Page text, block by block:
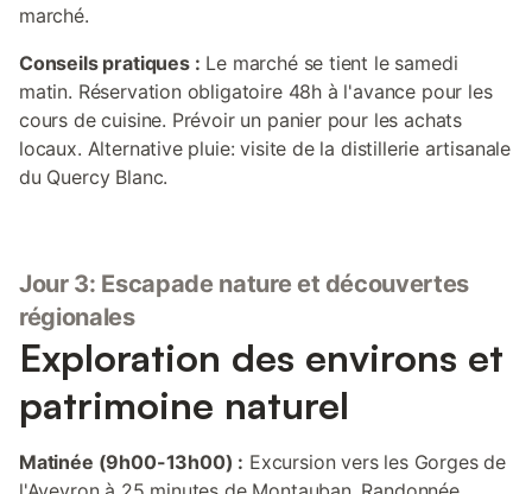
marché.
Conseils pratiques : Le marché se tient le samedi
matin. Réservation obligatoire 48h à l'avance pour les
cours de cuisine. Prévoir un panier pour les achats
locaux. Alternative pluie: visite de la distillerie artisanale
du Quercy Blanc.
Jour 3: Escapade nature et découvertes
régionales
Exploration des environs et
patrimoine naturel
Matinée (9h00-13h00) : Excursion vers les Gorges de